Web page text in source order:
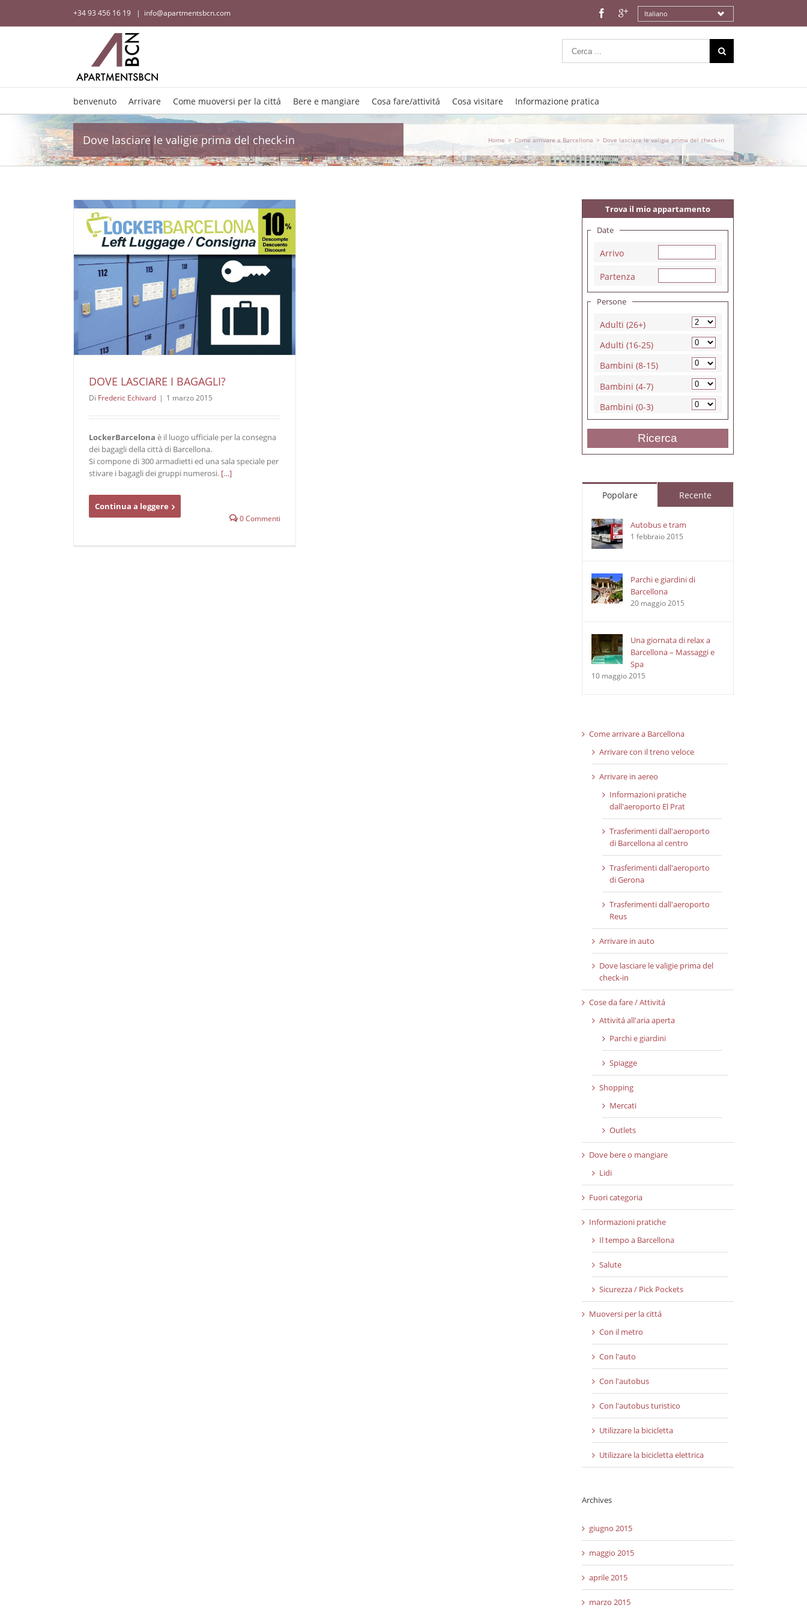
+34 93 456 16 19 | info@apartmentsbcn.com Italiano
benvenuto Arrivare Come muoversi per la cittá Bere e mangiare Cosa fare/attivitá Cosa visitare Informazione pratica
Dove lasciare le valigie prima del check-in Home > Come arrivare a Barcellona > Dove lasciare le valigie prima del check-in
DOVE LASCIARE I BAGAGLI?
Di Frederic Echivard | 1 marzo 2015
LockerBarcelona è il luogo ufficiale per la consegna
dei bagagli della città di Barcellona.
Si compone di 300 armadietti ed una sala speciale per
stivare i bagagli dei gruppi numerosi. […]
Continua a leggere
0 Commenti
Trova il mio appartamento
Date
Arrivo
Partenza
Persone
Adulti (26+)
Adulti (16-25)
Bambini (8-15)
Bambini (4-7)
Bambini (0-3)
Ricerca
Popolare Recente
Autobus e tram
1 febbraio 2015
Parchi e giardini di
Barcellona
20 maggio 2015
Una giornata di relax a
Barcellona – Massaggi e
Spa
10 maggio 2015
Come arrivare a Barcellona
Arrivare con il treno veloce
Arrivare in aereo
Informazioni pratiche
dall'aeroporto El Prat
Trasferimenti dall'aeroporto
di Barcellona al centro
Trasferimenti dall'aeroporto
di Gerona
Trasferimenti dall'aeroporto
Reus
Arrivare in auto
Dove lasciare le valigie prima del
check-in
Cose da fare / Attivitá
Attivitá all'aria aperta
Parchi e giardini
Spiagge
Shopping
Mercati
Outlets
Dove bere o mangiare
Lidi
Fuori categoria
Informazioni pratiche
Il tempo a Barcellona
Salute
Sicurezza / Pick Pockets
Muoversi per la cittá
Con il metro
Con l'auto
Con l'autobus
Con l'autobus turistico
Utilizzare la bicicletta
Utilizzare la bicicletta elettrica
Archives
giugno 2015
maggio 2015
aprile 2015
marzo 2015